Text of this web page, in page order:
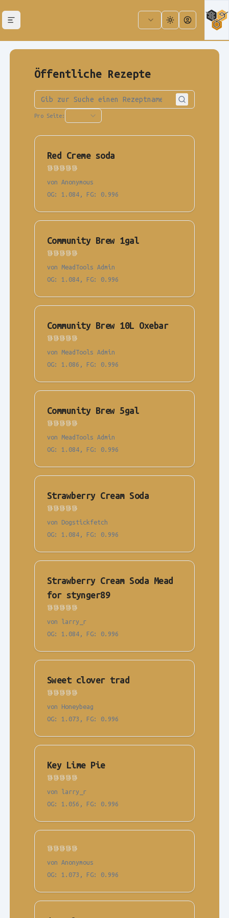
Open menu Toggle theme
Account
Öffentliche Rezepte
Pro Seite:
Red Creme soda
von Anonymous
OG: 1.084, FG: 0.996
Community Brew 1gal
von MeadTools Admin
OG: 1.084, FG: 0.996
Community Brew 10L Oxebar
von MeadTools Admin
OG: 1.086 , FG: 0.996
Community Brew 5gal
von MeadTools Admin
OG: 1.084, FG: 0.996
Strawberry Cream Soda
von Dogstickfetch
OG: 1.084, FG: 0.996
Strawberry Cream Soda Mead
for stynger89
von larry_r
OG: 1.084, FG: 0.996
Sweet clover trad
von Honeybeag
OG: 1.073 , FG: 0.996
Key Lime Pie
von larry_r
OG: 1.056 , FG: 0.996
von Anonymous
OG: 1.073 , FG: 0.996